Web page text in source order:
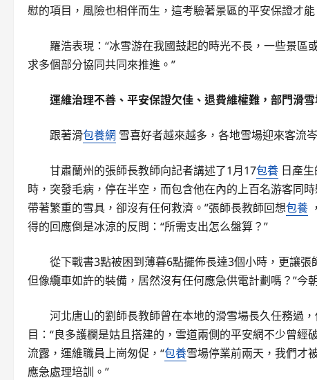
慰的項目，風險也相伴而生，這考驗著景區的平安保證才能
羅浩表現：“冰雪游在我國鼓起的時光不長，一些景
求多個部分協同共同來推進。”
運維治理不善、平安保證欠佳、退費維權難，部門滑
跟著滑包養網 雪喜好者越來越多，各地雪場迎來客流
甘肅蘭州的張師長教師向記者講述了1月17包養 日產
時，突發毛病，停在半空，而包含他在內的上百名游客同
帶著繁重的雪具，卻沒有任何救濟。”張師長教師回想包養
得的回應倒是冰涼的反問：“所需支出怎么盤算？”
從下戰書3點被困到薄暮6點擺佈長達3個小時，更讓
但像纜車如許的裝備，居然沒有任何應急供電計劃嗎？”今
河北唐山的劉師長教師曾在本地的滑雪場長久任務過，
目：“良多護欄是姑且搭建的，雪道兩側的平安網不少曾
流露，運維職員上崗匆促，“包養雪場停業前兩天，我們才
應急處理培訓。”